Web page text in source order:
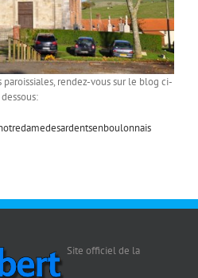
rendez-vous sur le blog ci-
dessous:
Site officiel de la